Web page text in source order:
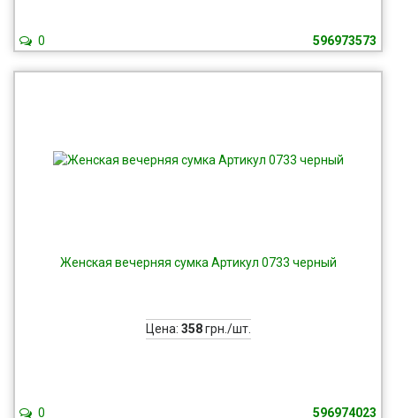
596973573
0
Женская вечерняя сумка Артикул 0733 черный
Цена: 358грн./шт.
596974023
0